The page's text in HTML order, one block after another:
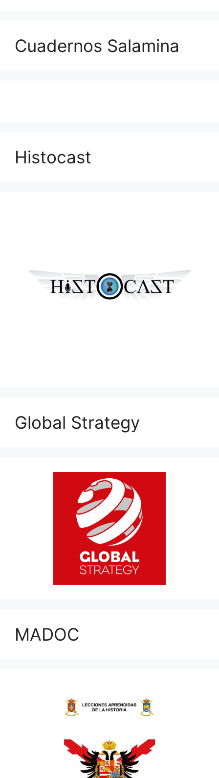
Cuadernos Salamina
Histocast
Global Strategy
MADOC